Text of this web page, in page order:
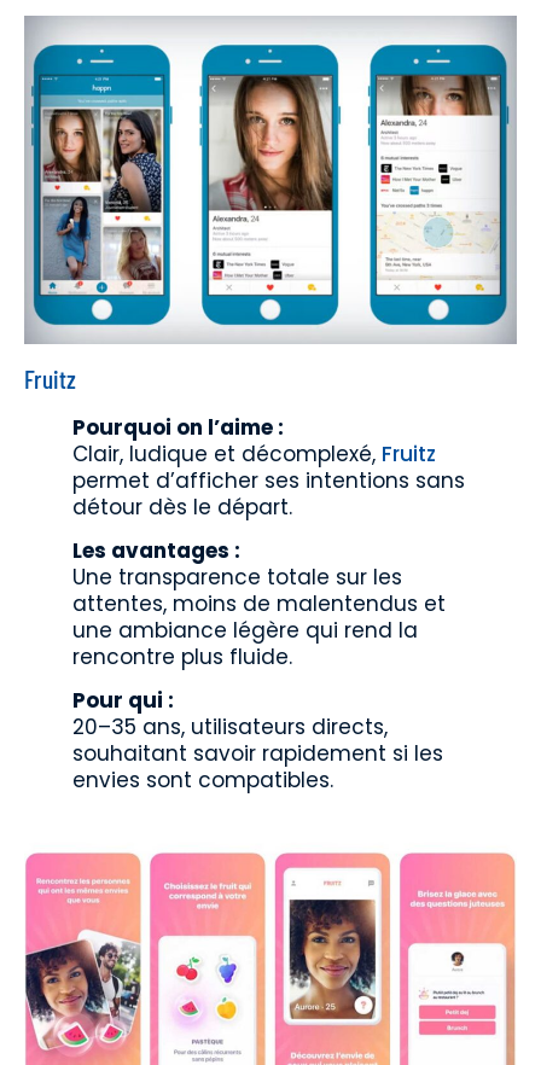
Fruitz
Pourquoi on l’aime :
Clair, ludique et décomplexé, Fruitz
permet d’afficher ses intentions sans
détour dès le départ.
Les avantages :
Une transparence totale sur les
attentes, moins de malentendus et
une ambiance légère qui rend la
rencontre plus fluide.
Pour qui :
20–35 ans, utilisateurs directs,
souhaitant savoir rapidement si les
envies sont compatibles.